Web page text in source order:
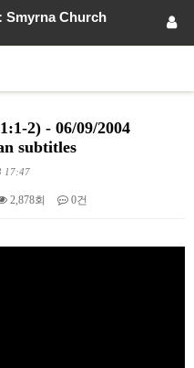
Smyrna Church
2) - 06/09/2004
subtitles
17:47
2,878회 0건